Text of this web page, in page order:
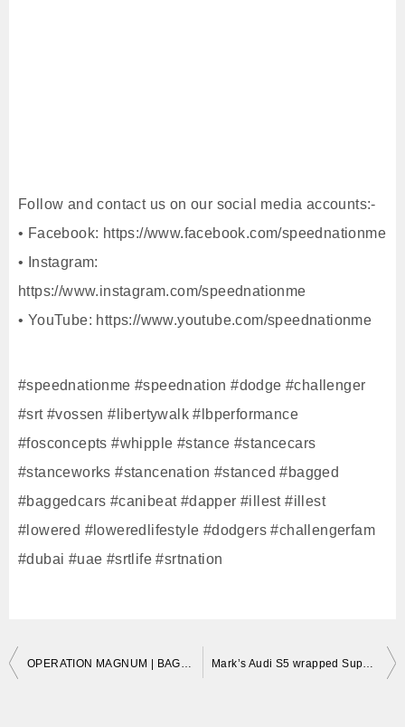
Follow and contact us on our social media accounts:-
• Facebook: https://www.facebook.com/speednationme
• Instagram:
https://www.instagram.com/speednationme
• YouTube: https://www.youtube.com/speednationme
#speednationme #speednation #dodge #challenger
#srt #vossen #libertywalk #lbperformance
#fosconcepts #whipple #stance #stancecars
#stanceworks #stancenation #stanced #bagged
#baggedcars #canibeat #dapper #illest #illest
#lowered #loweredlifestyle #dodgers #challengerfam
#dubai #uae #srtlife #srtnation
投
OPERATION MAGNUM | BAGGED Liberty Walk / Whipple Supercharged DODGE CHALLENGER SRT [4K] Mark’s Audi S5 wrapped Super Chrome Light Blue